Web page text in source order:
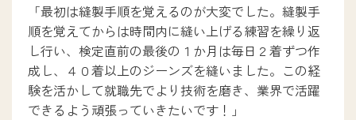
インターネット出願
学生募集要項ダウンロード
学校提携教育ローン
一人暮らしサポート
「最初は縫製手順を覚えるのが大変でした。縫製手
順を覚えてからは時間内に縫い上げる練習を繰り返
し行い、検定直前の最後の１か月は毎日２着ずつ作
成し、４０着以上のジーンズを縫いました。この経
験を活かして就職先でより技術を磨き、業界で活躍
できるよう頑張っていきたいです！」